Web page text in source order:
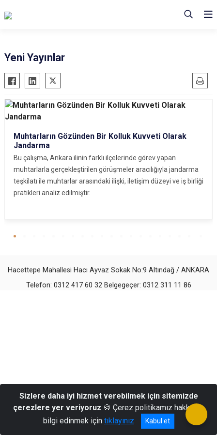
Yeni Yayınlar
Muhtarların Gözünden Bir Kolluk Kuvveti Olarak
Jandarma
Bu çalışma, Ankara ilinin farklı ilçelerinde görev yapan
muhtarlarla gerçekleştirilen görüşmeler aracılığıyla jandarma
teşkilatı ile muhtarlar arasındaki ilişki, iletişim düzeyi ve iş birliği
pratikleri analiz edilmiştir.
Hacettepe Mahallesi Hacı Ayvaz Sokak No:9 Altındağ / ANKARA
Telefon: 0312 417 60 32 Belgegeçer: 0312 311 11 86
Sizlere daha iyi hizmet verebilmek için sitemizde
çerezlere yer veriyoruz 🍪 Çerez politikamız hakkında
bilgi edinmek için tıklayınız Kabul et